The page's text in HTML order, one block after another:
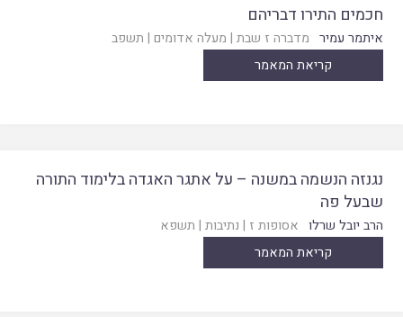
חכמים התירו דבריהם
איתמר עמיר מדברה ז שבת | מעלה אדומים | תשפב
קריאת המאמר
נגנזה הנשמה במשנה – על אתגר האגדה בלימוד התורה
שבעל פה
הרב יובל שרלו אסופות ז | נתיבות | תשפא
קריאת המאמר